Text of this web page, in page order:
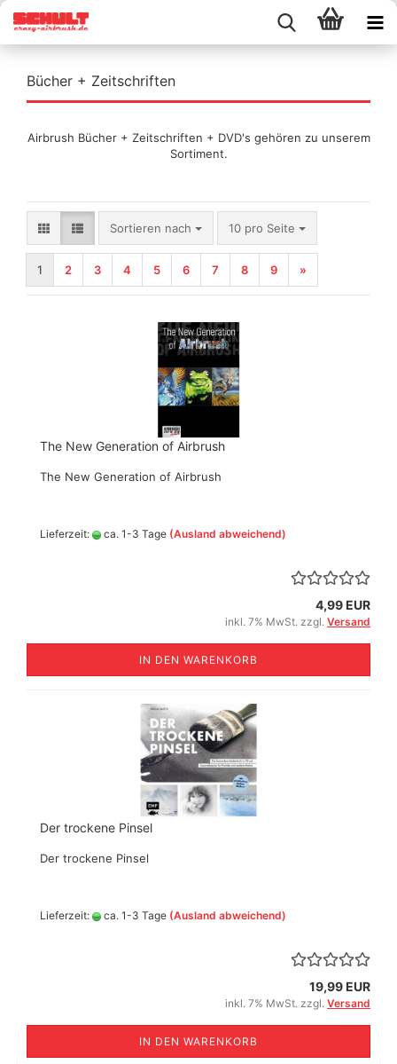
Bücher + Zeitschriften
Airbrush Bücher + Zeitschriften + DVD's gehören zu unserem
Sortiment.
Sortieren nach
Sortieren nach 10 pro Seite
pro Seite
1 2 3 4 5 6 7 8 9 »
The New Generation of Airbrush
The New Generation of Airbrush
Lieferzeit: ca. 1-3 Tage (Ausland abweichend)
4,99 EUR
inkl. 7% MwSt. zzgl. Versand
IN DEN WARENKORB
Der trockene Pinsel
Der trockene Pinsel
Lieferzeit: ca. 1-3 Tage (Ausland abweichend)
19,99 EUR
inkl. 7% MwSt. zzgl. Versand
IN DEN WARENKORB